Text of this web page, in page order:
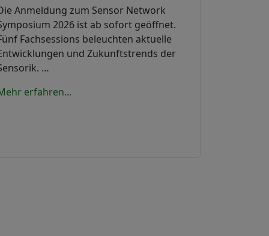
Anmeldung zum Sensor Network
2026 ist ab sofort geöffnet.
Fachsessions beleuchten aktuelle
und Zukunftstrends der
…
erfahren...